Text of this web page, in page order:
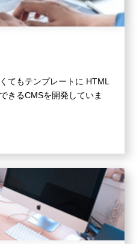
てもテンプレートに HTML
きるCMSを開発していま